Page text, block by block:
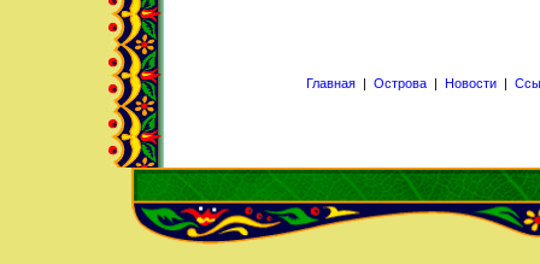
Главная| Острова| Новости|